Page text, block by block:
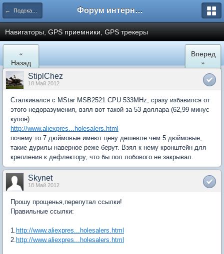
← Подскажите где купить Форум интернет покупателей
Навигаторы, GPS приемники, GPS трекеры
«
Назад
Вперед
»
StiplChez
18 Май 2012
Сталкивался с MStar MSB2521 CPU 533MHz, сразу избавился от
этого недоразумения, взял вот такой за 53 доллара (62,99 минус
купон)
http://www.aliexpres...holesalers.html
почему то 7 дюймовые имеют цену дешевле чем 5 дюймовые,
такие дурилы наверное реже берут. Взял к нему кронштейн для
крепления к дефлектору, что бы пол лобового не закрывал.
Skynet
18 Май 2012
Прошу прощенья,перепутал ссылки!
Правильные ссылки:
1. http://www.aliexpres...holesalers.html
2. http://www.aliexpres...holesalers.html